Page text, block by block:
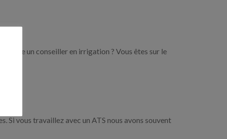
un conseiller en irrigation ? Vous êtes sur le
vous travaillez avec un ATS nous avons souvent